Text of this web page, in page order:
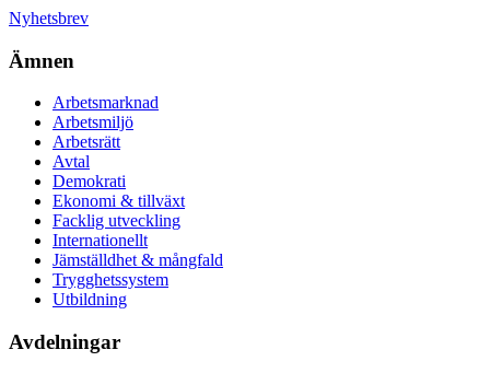
Nyhetsbrev
Ämnen
Arbetsmarknad
Arbetsmiljö
Arbetsrätt
Avtal
Demokrati
Ekonomi & tillväxt
Facklig utveckling
Internationellt
Jämställdhet & mångfald
Trygghetssystem
Utbildning
Avdelningar